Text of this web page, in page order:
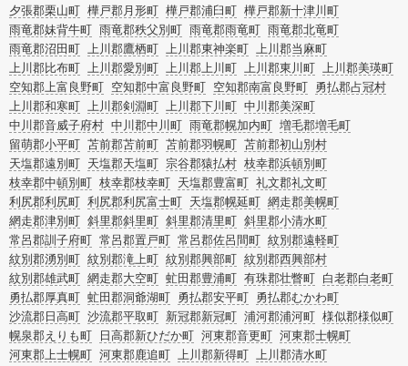
夕張郡栗山町 樺戸郡月形町 樺戸郡浦臼町 樺戸郡新十津川町
雨竜郡妹背牛町 雨竜郡秩父別町 雨竜郡雨竜町 雨竜郡北竜町
雨竜郡沼田町 上川郡鷹栖町 上川郡東神楽町 上川郡当麻町
上川郡比布町 上川郡愛別町 上川郡上川町 上川郡東川町 上川郡美瑛町
空知郡上富良野町 空知郡中富良野町 空知郡南富良野町 勇払郡占冠村
上川郡和寒町 上川郡剣淵町 上川郡下川町 中川郡美深町
中川郡音威子府村 中川郡中川町 雨竜郡幌加内町 増毛郡増毛町
留萌郡小平町 苫前郡苫前町 苫前郡羽幌町 苫前郡初山別村
天塩郡遠別町 天塩郡天塩町 宗谷郡猿払村 枝幸郡浜頓別町
枝幸郡中頓別町 枝幸郡枝幸町 天塩郡豊富町 礼文郡礼文町
利尻郡利尻町 利尻郡利尻富士町 天塩郡幌延町 網走郡美幌町
網走郡津別町 斜里郡斜里町 斜里郡清里町 斜里郡小清水町
常呂郡訓子府町 常呂郡置戸町 常呂郡佐呂間町 紋別郡遠軽町
紋別郡湧別町 紋別郡滝上町 紋別郡興部町 紋別郡西興部村
紋別郡雄武町 網走郡大空町 虻田郡豊浦町 有珠郡壮瞥町 白老郡白老町
勇払郡厚真町 虻田郡洞爺湖町 勇払郡安平町 勇払郡むかわ町
沙流郡日高町 沙流郡平取町 新冠郡新冠町 浦河郡浦河町 様似郡様似町
幌泉郡えりも町
日高郡新ひだか町 河東郡音更町 河東郡士幌町
河東郡上士幌町 河東郡鹿追町 上川郡新得町 上川郡清水町